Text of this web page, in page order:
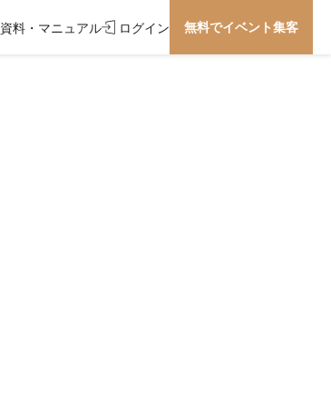
資料・マニュアル ログイン 無料でイベント集客